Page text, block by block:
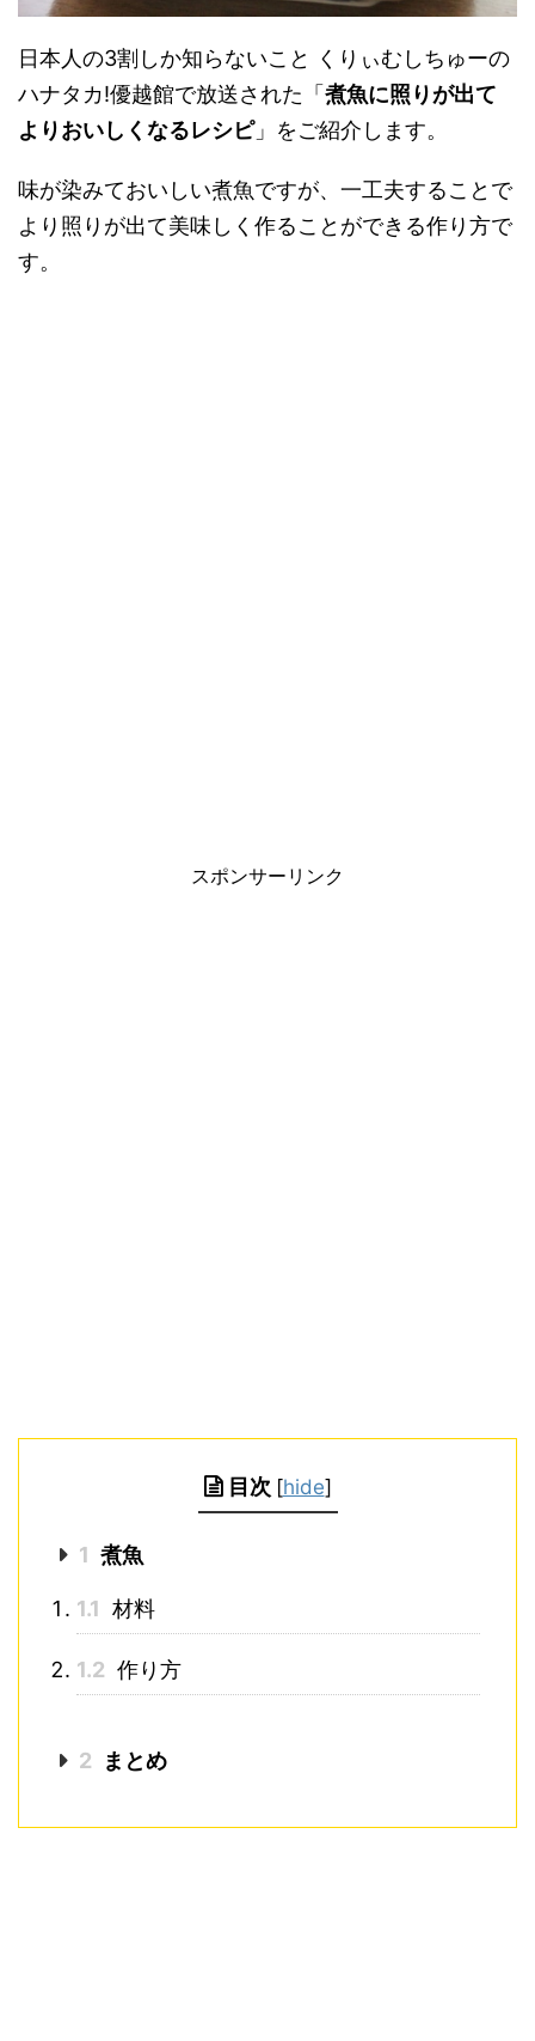
日本人の3割しか知らないこと くりぃむしちゅーの
ハナタカ!優越館で放送された「 煮魚に照りが出て
よりおいしくなるレシピ」をご紹介します。
味が染みておいしい煮魚ですが、一工夫することで
より照りが出て美味しく作ることができる作り方で
す。
スポンサーリンク
目次 [hide]
1 煮魚
1.1 材料
1.2 作り方
2 まとめ